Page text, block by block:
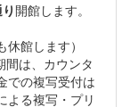
開館します。
休館します）
間は、カウンタ
での複写受付は
よる複写・プリ